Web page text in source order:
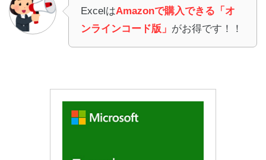
ExcelはAmazonで購入できる「オ
ンラインコード版」 がお得です！！